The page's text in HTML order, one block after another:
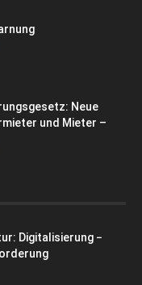
Neue
und Mieter –
Digitalisierung −